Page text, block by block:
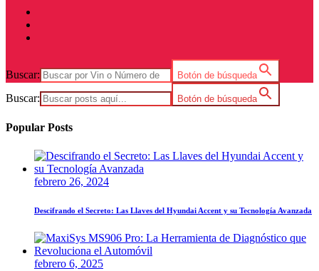
Buscar: Botón de búsqueda
Buscar: Botón de búsqueda
Popular Posts
febrero 26, 2024
Descifrando el Secreto: Las Llaves del Hyundai Accent y su Tecnología Avanzada
febrero 6, 2025